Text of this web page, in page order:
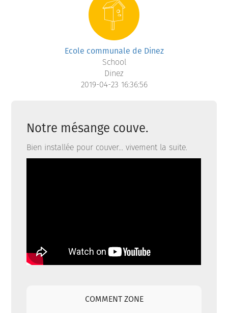
Ecole communale de Dinez
School
Dinez
2019-04-23 16:36:56
Notre mésange couve.
Bien installée pour couver... vivement la suite.
COMMENT ZONE